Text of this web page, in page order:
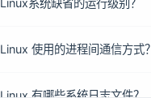
Linux系统缺省的运行级别？
Linux 使用的进程间通信方式？
Linux 有哪些系统日志文件？